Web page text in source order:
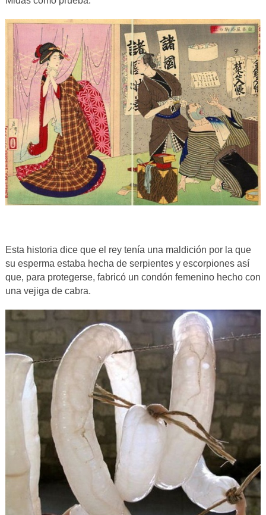
Esta historia dice que el rey tenía una maldición por la que
su esperma estaba hecha de serpientes y escorpiones así
que, para protegerse, fabricó un condón femenino hecho con
una vejiga de cabra.